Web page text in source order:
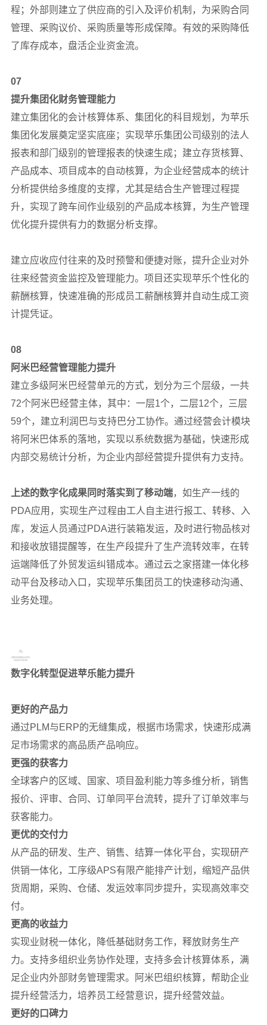
程；外部则建立了供应商的引入及评价机制，为采购合同
管理、采购议价、采购质量等形成保障。有效的采购降低
了库存成本，盘活企业资金流。
07
提升集团化财务管理能力
建立集团化的会计核算体系、集团化的科目规划，为苹乐
集团化发展奠定坚实底座；实现苹乐集团公司级别的法人
报表和部门级别的管理报表的快速生成；建立存货核算、
产品成本、项目成本的自动核算，为企业经营成本的统计
分析提供给多维度的支撑，尤其是结合生产管理过程提
升，实现了跨车间作业级别的产品成本核算，为生产管理
优化提升提供有力的数据分析支撑。
建立应收应付往来的及时预警和便捷对账，提升企业对外
往来经营资金监控及管理能力。项目还实现苹乐个性化的
薪酬核算，快速准确的形成员工薪酬核算并自动生成工资
计提凭证。
08
阿米巴经营管理能力提升
建立多级阿米巴经营单元的方式，划分为三个层级，一共
72个阿米巴经营主体，其中：一层1个，二层12个，三层
59个，建立利润巴与支持巴分工协作。通过经营会计模块
将阿米巴体系的落地，实现以系统数据为基础，快速形成
内部交易统计分析，为企业内部经营提升提供有力支持。
上述的数字化成果同时落实到了移动端，如生产一线的
PDA应用，实现生产过程由工人自主进行报工、转移、入
库，发运人员通过PDA进行装箱发运，及时进行物品核对
和接收放错提醒等，在生产段提升了生产流转效率，在转
运端降低了外贸发运纠错成本。通过云之家搭建一体化移
动平台及移动入口，实现苹乐集团员工的快速移动沟通、
业务处理。
数字化转型促进苹乐能力提升
更好的产品力
通过PLM与ERP的无缝集成，根据市场需求，快速形成满
足市场需求的高品质产品响应。
更强的获客力
全球客户的区域、国家、项目盈利能力等多维分析，销售
报价、评审、合同、订单同平台流转，提升了订单效率与
获客能力。
更优的交付力
从产品的研发、生产、销售、结算一体化平台，实现研产
供销一体化，工序级APS有限产能排产计划，缩短产品供
货周期，采购、仓储、发运效率同步提升，实现高效率交
付。
更高的收益力
实现业财税一体化，降低基础财务工作，释放财务生产
力。支持多组织业务协作处理，支持多会计核算体系，满
足企业内外部财务管理需求。阿米巴组织核算，帮助企业
提升经营活力，培养员工经营意识，提升经营效益。
更好的口碑力